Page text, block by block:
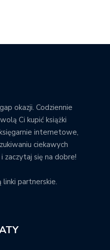
okazji. Codziennie
Ci kupić książki
internetowe,
ciekawych
zaczytaj się na dobre!
partnerskie.